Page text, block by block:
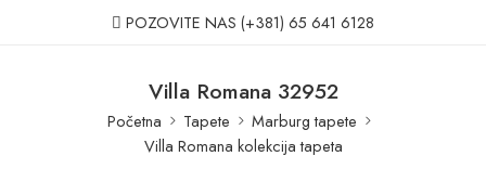
POZOVITE NAS (+381) 65 641 6128
Villa Romana 32952
Početna Tapete
Marburg tapete
Villa Romana kolekcija tapeta